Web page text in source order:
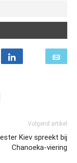
Volgend artikel
Kiev spreekt bij
Chanoeka-viering